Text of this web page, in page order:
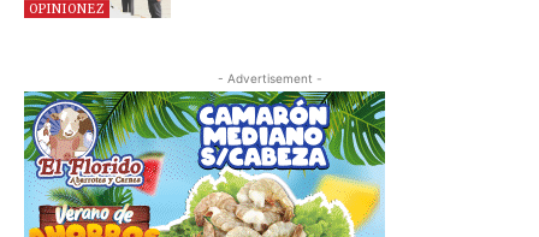
OPINIONEZ
- Advertisement -